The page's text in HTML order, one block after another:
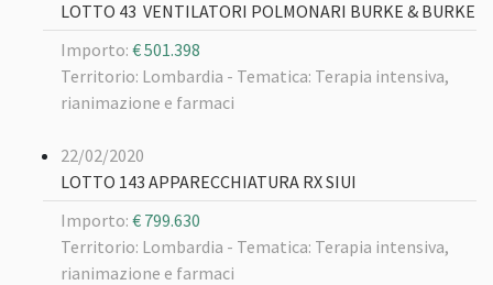
LOTTO 43 VENTILATORI POLMONARI BURKE & BURKE
Importo: € 501.398
Territorio: Lombardia - Tematica: Terapia intensiva,
rianimazione e farmaci
22/02/2020
LOTTO 143 APPARECCHIATURA RX SIUI
Importo: € 799.630
Territorio: Lombardia - Tematica: Terapia intensiva,
rianimazione e farmaci